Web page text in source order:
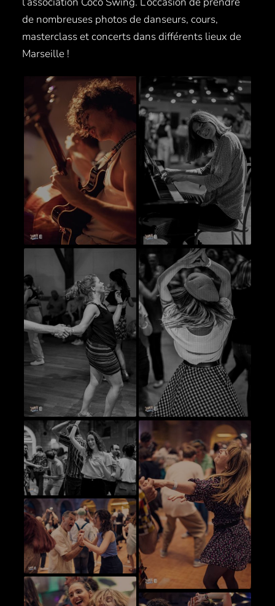
de nombreuses photos de danseurs, cours,
masterclass et concerts dans différents lieux de
Marseille !